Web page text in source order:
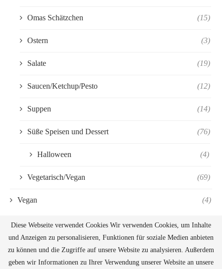
Omas Schätzchen (15)
Ostern (3)
Salate (19)
Saucen/Ketchup/Pesto (12)
Suppen (14)
Süße Speisen und Dessert (76)
Halloween (4)
Vegetarisch/Vegan (69)
Vegan (4)
Diese Webseite verwendet Cookies Wir verwenden Cookies, um Inhalte
und Anzeigen zu personalisieren, Funktionen für soziale Medien anbieten
zu können und die Zugriffe auf unsere Website zu analysieren. Außerdem
geben wir Informationen zu Ihrer Verwendung unserer Website an unsere